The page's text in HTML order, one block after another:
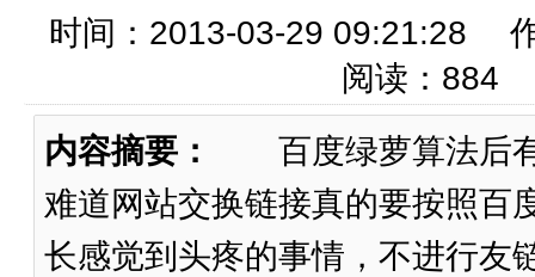
时间：2013-03-29 09:21:28
阅读： 884
内容摘要：
百度绿萝算法后有
难道网站交换链接真的要按照百
长感觉到头疼的事情，不进行友